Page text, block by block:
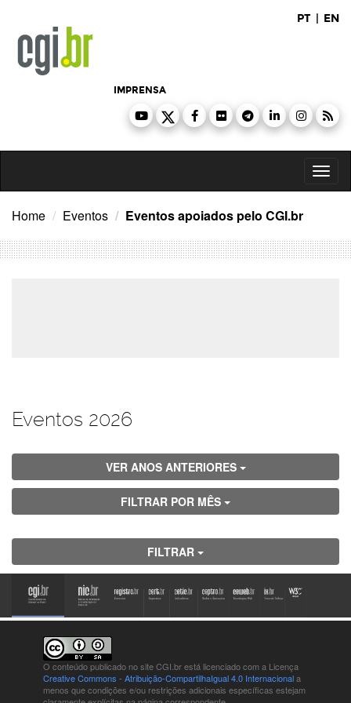
conteúdo
PT | EN
IMPRENSA
Home Eventos Eventos apoiados pelo CGI.br
Eventos 2026
VER ANOS ANTERIORES
FILTRAR POR MÊS
FILTRAR
O conteúdo publicado no site CGI.br está licenciado com a Licença
Creative Commons - Atribuição-CompartilhaIgual 4.0 Internacionala
menos que condições e/ou restrições adicionais específicas estejam